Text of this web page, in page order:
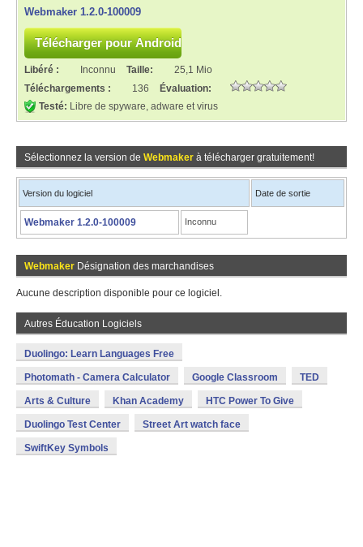
Webmaker 1.2.0-100009
Libéré : Inconnu Taille:
25,1 Mio
Téléchargements :
136
Évaluation:
Testé: Libre de spyware, adware et virus
Sélectionnez la version de Webmaker à télécharger gratuitement!
Version du logiciel Date de sortie
Webmaker 1.2.0-100009 Inconnu
Webmaker Désignation des marchandises
Aucune description disponible pour ce logiciel.
Autres Éducation Logiciels
Duolingo: Learn Languages Free
Photomath - Camera Calculator Google Classroom TED
Arts & Culture Khan Academy HTC Power To Give
Duolingo Test Center Street Art watch face
SwiftKey Symbols